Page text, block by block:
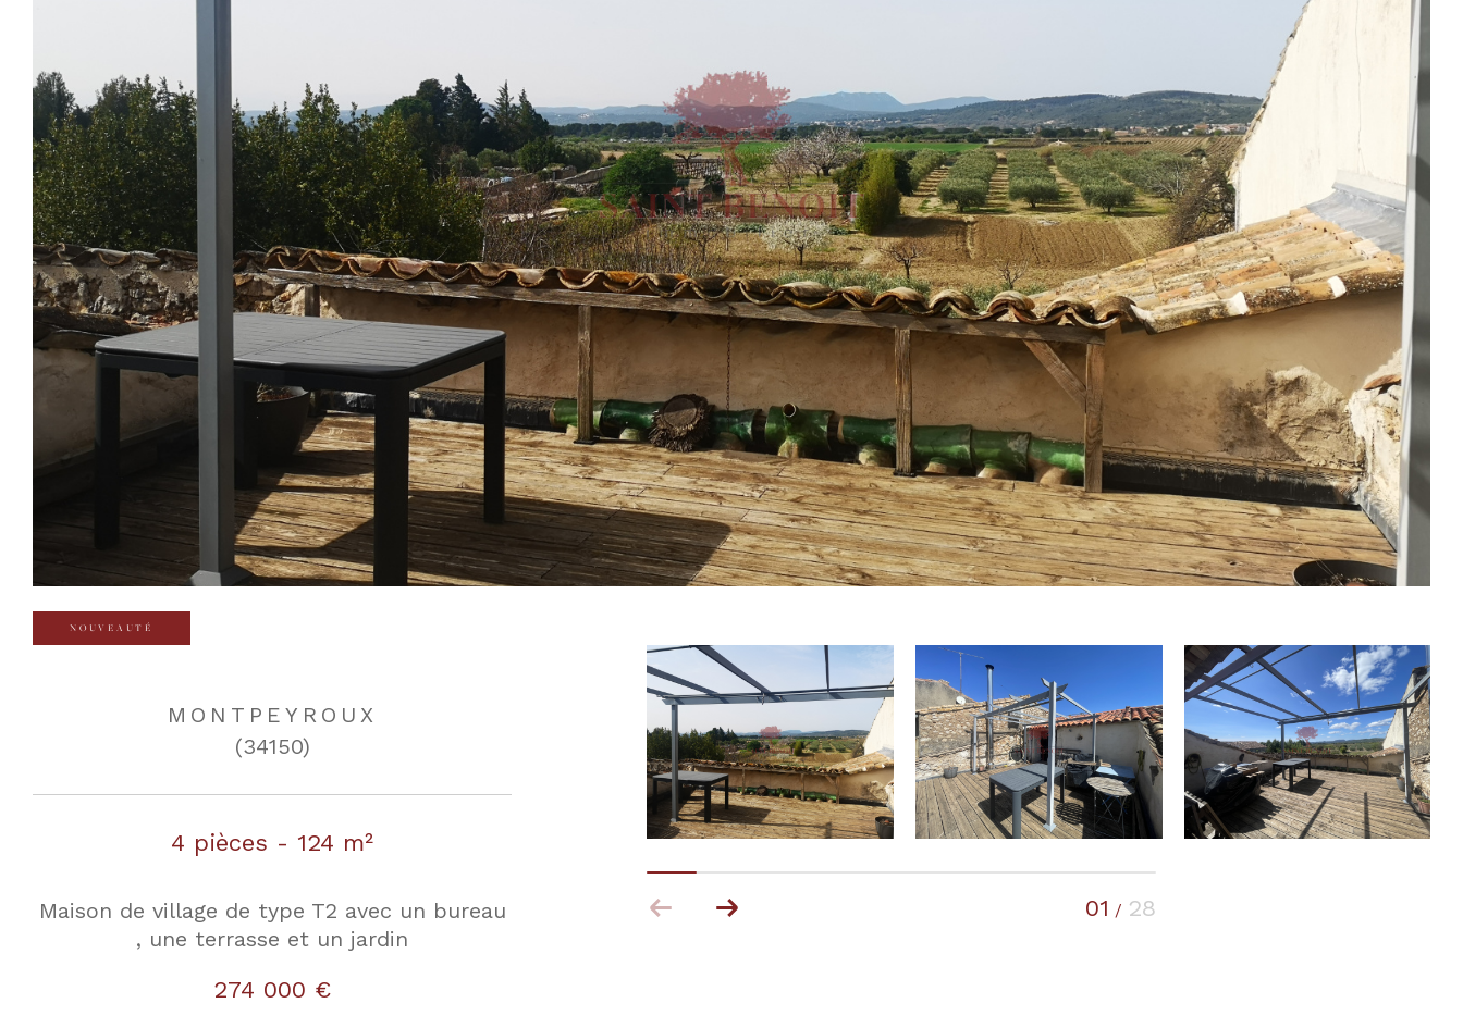
NOUVEAUTÉ
01 / 28
MONTPEYROUX
(34150)
4 pièces - 124 m²
Maison de village de type T2 avec un bureau
, une terrasse et un jardin
274 000 €